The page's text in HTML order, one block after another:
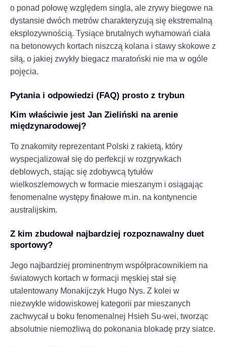
o ponad połowę względem singla, ale zrywy biegowe na
dystansie dwóch metrów charakteryzują się ekstremalną
eksplozywnością. Tysiące brutalnych wyhamowań ciała
na betonowych kortach niszczą kolana i stawy skokowe z
siłą, o jakiej zwykły biegacz maratoński nie ma w ogóle
pojęcia.
Pytania i odpowiedzi (FAQ) prosto z trybun
Kim właściwie jest Jan Zieliński na arenie
międzynarodowej?
To znakomity reprezentant Polski z rakietą, który
wyspecjalizował się do perfekcji w rozgrywkach
deblowych, stając się zdobywcą tytułów
wielkoszlemowych w formacie mieszanym i osiągając
fenomenalne występy finałowe m.in. na kontynencie
australijskim.
Z kim zbudował najbardziej rozpoznawalny duet
sportowy?
Jego najbardziej prominentnym współpracownikiem na
światowych kortach w formacji męskiej stał się
utalentowany Monakijczyk Hugo Nys. Z kolei w
niezwykle widowiskowej kategorii par mieszanych
zachwycał u boku fenomenalnej Hsieh Su-wei, tworząc
absolutnie niemożliwą do pokonania blokadę przy siatce.